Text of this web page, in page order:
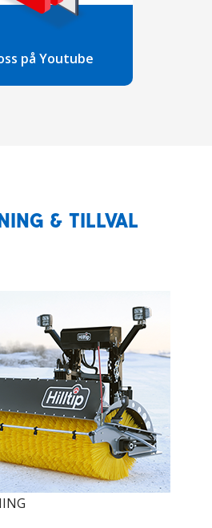
på Youtube
& TILLVAL